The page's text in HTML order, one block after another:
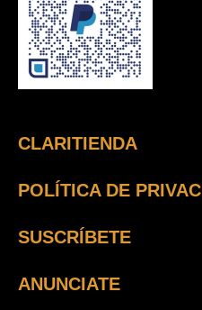
CLARITIENDA
POLÍTICA DE
SUSCRÍBETE
ANUNCIATE